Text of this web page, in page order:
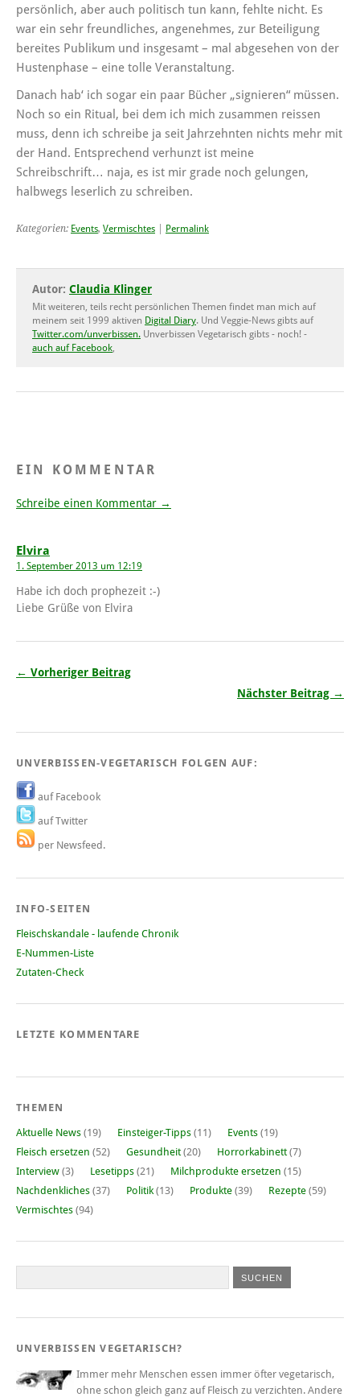
persönlich, aber auch politisch tun kann, fehlte nicht. Es
war ein sehr freundliches, angenehmes, zur Beteiligung
bereites Publikum und insgesamt – mal abgesehen von der
Hustenphase – eine tolle Veranstaltung.
Danach hab‘ ich sogar ein paar Bücher „signieren“ müssen.
Noch so ein Ritual, bei dem ich mich zusammen reissen
muss, denn ich schreibe ja seit Jahrzehnten nichts mehr mit
der Hand. Entsprechend verhunzt ist meine
Schreibschrift… naja, es ist mir grade noch gelungen,
halbwegs leserlich zu schreiben.
Kategorien: Events, Vermischtes Permalink
Autor: Claudia Klinger
Mit weiteren, teils recht persönlichen Themen findet man mich auf
meinem seit 1999 aktiven Digital Diary. Und Veggie-News gibts auf
Twitter.com/unverbissen. Unverbissen Vegetarisch gibts - noch! -
auch auf Facebook
EIN KOMMENTAR
Schreibe einen Kommentar →
Elvira
1. September 2013 um 12:19
Habe ich doch prophezeit :-)
Liebe Grüße von Elvira
← Vorheriger Beitrag
Nächster Beitrag →
UNVERBISSEN-VEGETARISCH FOLGEN AUF:
auf Facebook
auf Twitter
per Newsfeed.
INFO-SEITEN
Fleischskandale - laufende Chronik
E-Nummen-Liste
Zutaten-Check
LETZTE KOMMENTARE
THEMEN
Aktuelle News (19) Einsteiger-Tipps (11) Events (19)
Fleisch ersetzen (52) Gesundheit (20) Horrorkabinett (7)
Interview (3) Lesetipps (21) Milchprodukte ersetzen (15)
Nachdenkliches (37) Politik (13) Produkte (39) Rezepte (59)
Vermischtes (94)
UNVERBISSEN VEGETARISCH?
Immer mehr Menschen essen immer öfter vegetarisch,
ohne schon gleich ganz auf Fleisch zu verzichten. Andere